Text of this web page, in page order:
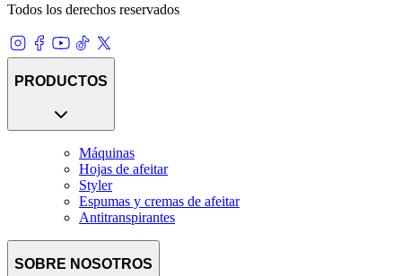
Todos los derechos reservados
PRODUCTOS
Máquinas
Hojas de afeitar
Styler
Espumas y cremas de afeitar
Antitranspirantes
SOBRE NOSOTROS